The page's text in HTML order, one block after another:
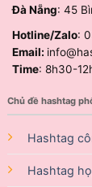
Đà Nẵng: 45
Hotline/Zalo:
Email:
Time: 8h30-
Chủ đề hashtag
Hashtag
Hashtag